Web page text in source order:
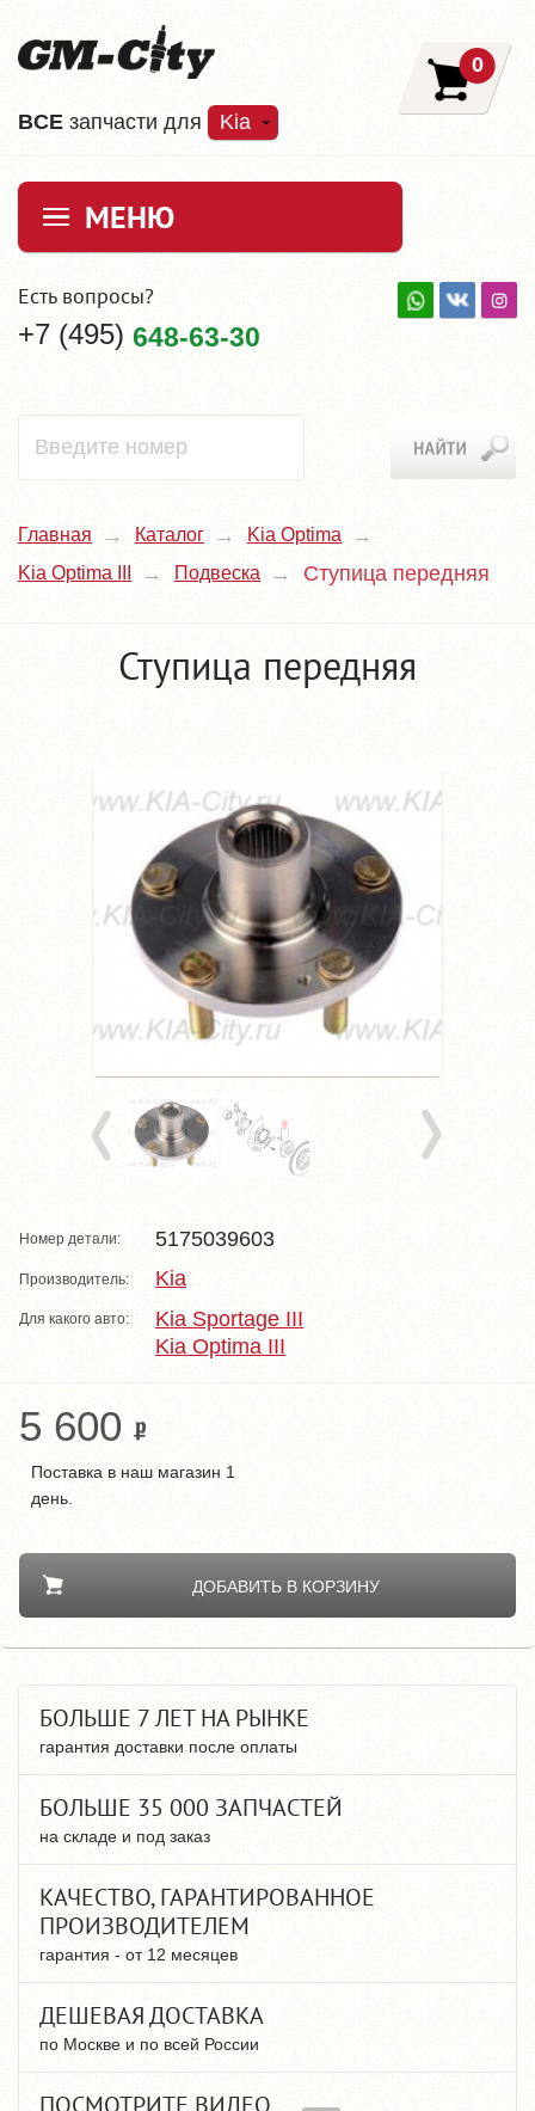
ВCE запчасти для Kia
0
МЕНЮ
Есть вопросы?
+7 (495) 648-63-30
Главная Каталог
Kia Optima
Kia Optima III
Подвеска Ступица передняя
Ступица передняя
Номер детали: 5175039603
Производитель: Kia
Для какого авто:
Kia Sportage III
Kia Optima III
5 600
Поставка в наш магазин 1
день.
ДОБАВИТЬ В КОРЗИНУ
БОЛЬШЕ 7 ЛЕТ НА РЫНКЕ
гарантия доставки после оплаты
БОЛЬШЕ 35 000 ЗАПЧАСТЕЙ
на складе и под заказ
КАЧЕСТВО, ГАРАНТИРОВАННОЕ
ПРОИЗВОДИТЕЛЕМ
гарантия - от 12 месяцев
ДЕШЕВАЯ ДОСТАВКА
по Москве и по всей России